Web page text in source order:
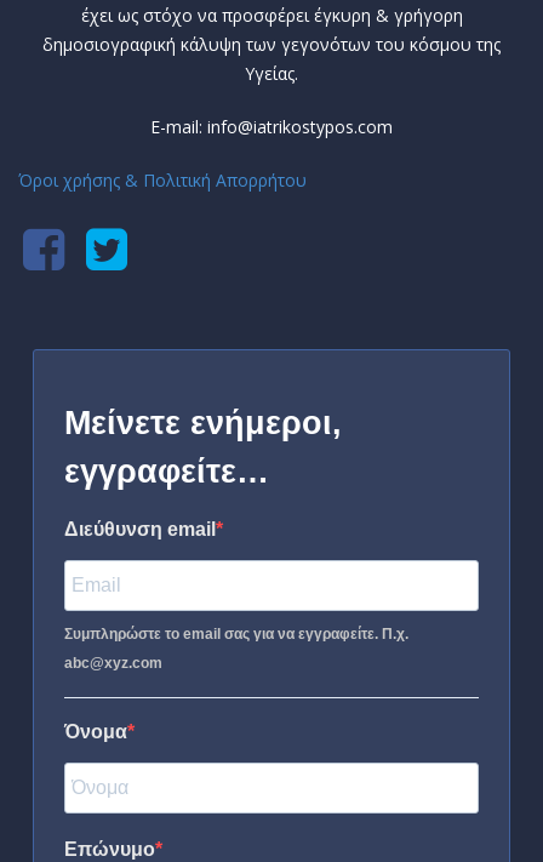
έχει ως στόχο να προσφέρει έγκυρη & γρήγορη
δημοσιογραφική κάλυψη των γεγονότων του κόσμου της
Υγείας.
E-mail: info@iatrikostypos.com
Όροι χρήσης & Πολιτική Απορρήτου
Μείνετε ενήμεροι,
εγγραφείτε…
Διεύθυνση email
Συμπληρώστε το email σας για να εγγραφείτε. Π.χ.
abc@xyz.com
Όνομα
Επώνυμο